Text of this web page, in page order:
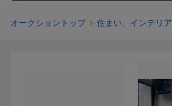
オークショントップ 住まい、インテリア